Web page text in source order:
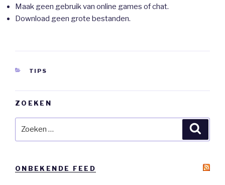
Maak geen gebruik van online games of chat.
Download geen grote bestanden.
CATEGORIEËN
TIPS
ZOEKEN
ONBEKENDE FEED